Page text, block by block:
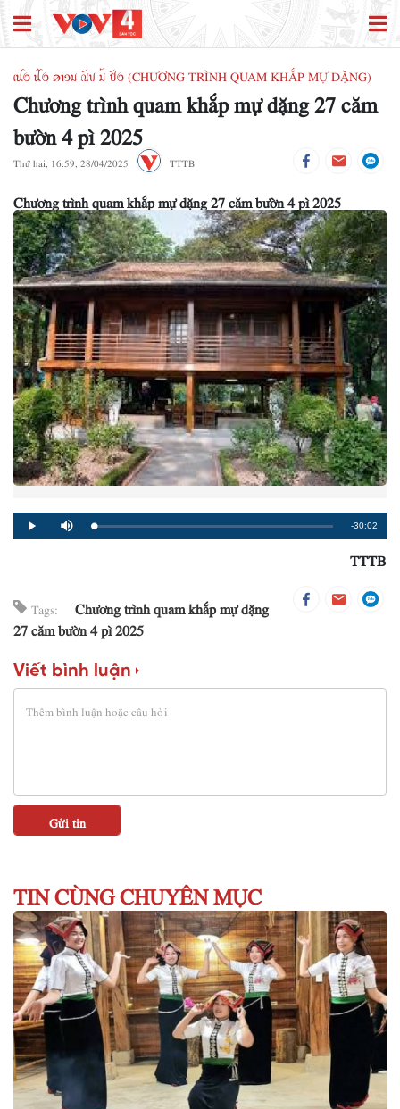
ꪹꪊꪉ ꪊꪲꪉ ꪁꪱꪫꪣ ꪄꪰꪚ ꪣꪳ ꪥꪰꪉ (CHƯƠNG TRÌNH QUAM KHẮP MỰ DẶNG)
Chương trình quam khắp mự dặng 27 căm
bườn 4 pì 2025
Thứ hai, 16:59, 28/04/2025 TTTB
Chương trình quam khắp mự dặng 27 căm bườn 4 pì 2025
Play Mute Loaded:
0%
Progress:
0%
Remaining
-30:02
TTTB
Tags:
Chương trình quam khắp mự dặng
27 căm bườn 4 pì 2025
Viết bình luận
TIN CÙNG CHUYÊN MỤC